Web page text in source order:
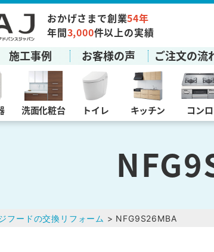
おかげさまで創業54年
年間3,000件以上の実績
施工事例 お客様の声 ご注文の流
洗面化粧台 トイレ キッチン コンロ
フードの交換リフォーム > NFG9S26MBA